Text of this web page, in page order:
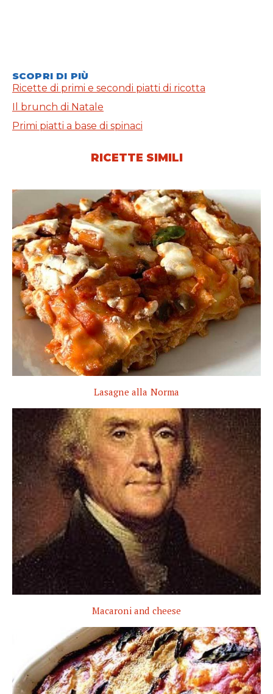
SCOPRI DI PIÙ
Ricette di primi e secondi piatti di ricotta
Il brunch di Natale
Primi piatti a base di spinaci
RICETTE SIMILI
Lasagne alla Norma
Macaroni and cheese